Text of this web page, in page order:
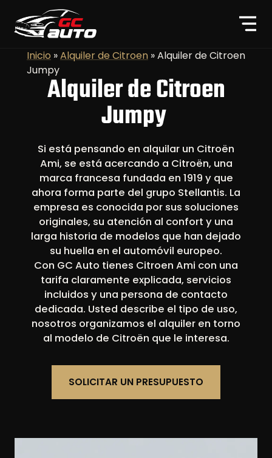
Inicio »Alquiler de Citroen »Alquiler de Citroen
Jumpy
Alquiler de Citroen
Jumpy
Si está pensando en alquilar un Citroën
Ami, se está acercando a Citroën, una
marca francesa fundada en 1919 y que
ahora forma parte del grupo Stellantis. La
empresa es conocida por sus soluciones
originales, su atención al confort y una
larga historia de modelos que han dejado
su huella en el automóvil europeo.
Con GC Auto tienes Citroen Ami con una
tarifa claramente explicada, servicios
incluidos y una persona de contacto
dedicada. Usted describe el tipo de uso,
nosotros organizamos el alquiler en torno
al modelo de Citroën que le interesa.
SOLICITAR UN PRESUPUESTO